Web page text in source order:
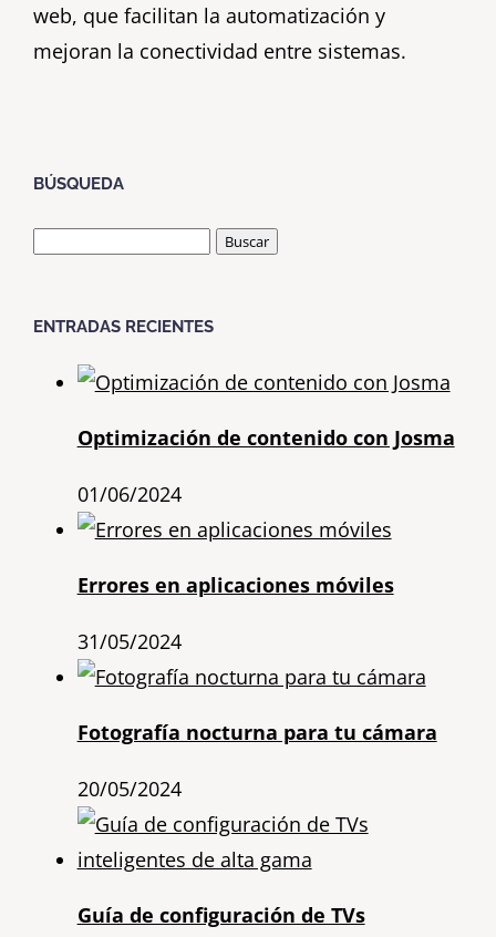
web, que facilitan la automatización y
mejoran la conectividad entre sistemas.
BÚSQUEDA
ENTRADAS RECIENTES
Optimización de contenido con Josma
01/06/2024
Errores en aplicaciones móviles
31/05/2024
Fotografía nocturna para tu cámara
20/05/2024
Guía de configuración de TVs